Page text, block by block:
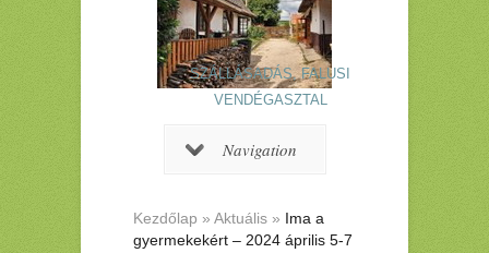
SZÁLLÁSADÁS, FALUSI
VENDÉGASZTAL
Navigation
Kezdőlap » Aktuális » Ima a
gyermekekért – 2024 április 5-7